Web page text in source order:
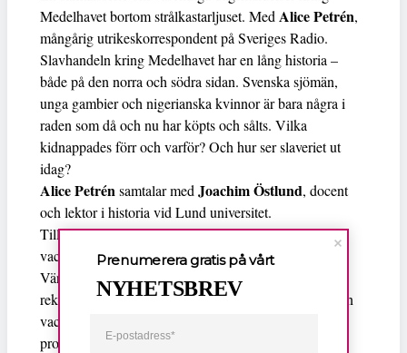
Medelhavet bortom strålkastarljuset. MedAlice Petrén,
mångårig utrikeskorrespondent på Sveriges Radio.
Slavhandeln kring Medelhavet har en lång historia –
både på den norra och södra sidan. Svenska sjömän,
unga gambier och nigerianska kvinnor är bara några i
raden som då och nu har köpts och sålts. Vilka
kidnappades förr och varför? Och hur ser slaveriet ut
idag?
Alice Petrénsamtalar medJoachim Östlund, docent
och lektor i historia vid Lund universitet.
Till denna programpunkt krävs inte uppvisande av
vaccinationsbevis.
Vänligen notera att vi följer Folkhälsomyndighetens
rekommendationer och vid eventuella förändringar kan
vaccinationsbevis ändå komma att krävas vid
programtillfället.
Prenumerera gratis på vårt
NYHETSBREV